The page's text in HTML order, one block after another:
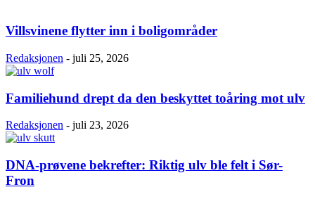
Villsvinene flytter inn i boligområder
Redaksjonen - juli 25, 2026
Familiehund drept da den beskyttet toåring mot ulv
Redaksjonen - juli 23, 2026
DNA-prøvene bekrefter: Riktig ulv ble felt i Sør-
Fron